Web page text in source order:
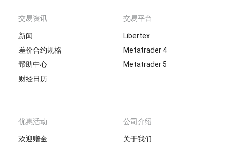
交易资讯
新闻
差价合约规格
帮助中心
财经日历
交易平台
Libertex
Metatrader 4
Metatrader 5
优惠活动
欢迎赠金
公司介绍
关于我们